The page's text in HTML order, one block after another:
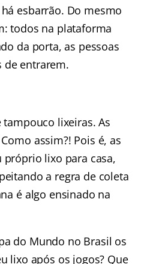
esbarrão. Do mesmo
todos na plataforma
da porta, as pessoas
de entrarem.
lixeiras. As
assim?! Pois é, as
próprio lixo para casa,
a regra de coleta
é algo ensinado na
do Mundo no Brasil os
lixo após os jogos? Que